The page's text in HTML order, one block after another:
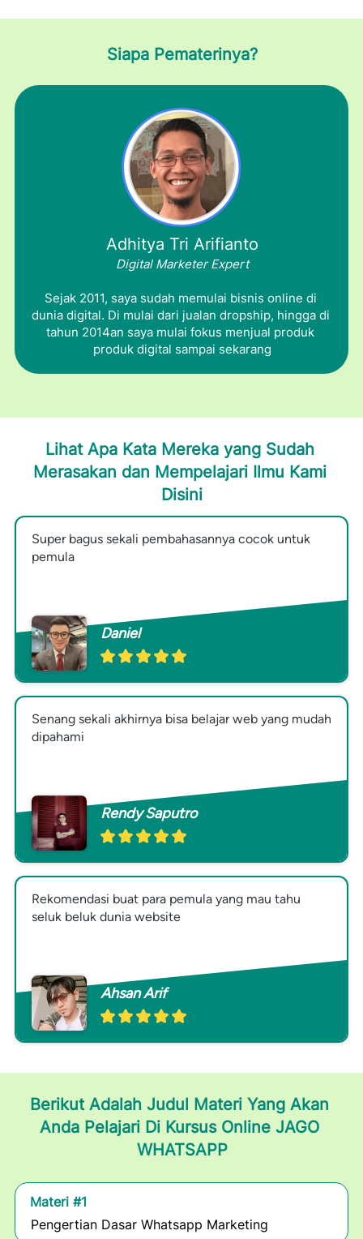
Siapa Pematerinya?
Adhitya Tri Arifianto
Digital Marketer Expert
Sejak 2011, saya sudah memulai bisnis online di
dunia digital. Di mulai dari jualan dropship, hingga di
tahun 2014an saya mulai fokus menjual produk
produk digital sampai sekarang
Lihat Apa Kata Mereka yang Sudah
Merasakan dan Mempelajari Ilmu Kami
Disini
Super bagus sekali pembahasannya cocok untuk
pemula
Daniel
Senang sekali akhirnya bisa belajar web yang mudah
dipahami
Rendy Saputro
Rekomendasi buat para pemula yang mau tahu
seluk beluk dunia website
Ahsan Arif
Berikut Adalah Judul Materi Yang Akan
Anda Pelajari Di Kursus Online JAGO
WHATSAPP
Materi #1
Pengertian Dasar Whatsapp Marketing